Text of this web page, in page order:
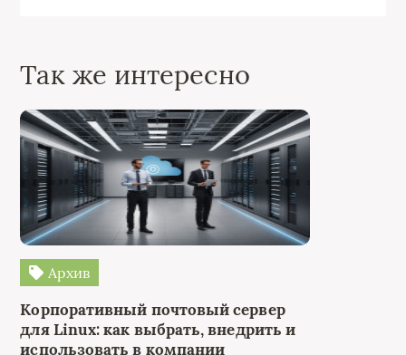
Так же интересно
Архив
Корпоративный почтовый сервер
для Linux: как выбрать, внедрить и
использовать в компании